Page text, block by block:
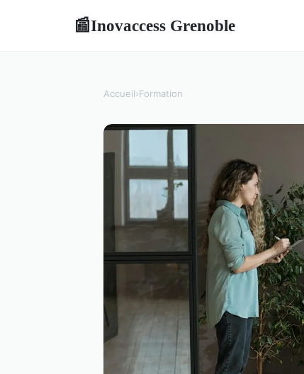
📰Inovaccess Grenoble
Accueil›Formation